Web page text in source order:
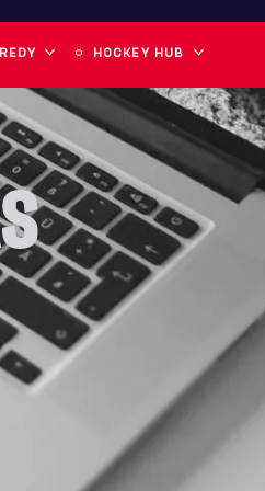
HOCKEY HUB